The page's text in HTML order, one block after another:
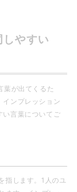
やすい
葉が出てくるた
インプレッション
い言葉についてご
指します。1人のユ